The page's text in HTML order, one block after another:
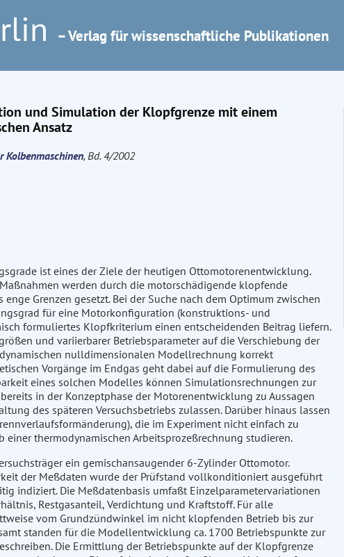
– Verlag für wissenschaftliche Publikationen
und Simulation der Klopfgrenze mit einem
Ansatz
Kolbenmaschinen, Bd. 4/2002
ist eines der Ziele der heutigen Ottomotorenentwicklung.
werden durch die motorschädigende klopfende
Grenzen gesetzt. Bei der Suche nach dem Optimum zwischen
für eine Motorkonfiguration (konstruktions- und
formuliertes Klopfkriterium einen entscheidenden Beitrag liefern.
und variierbarer Betriebsparameter auf die Verschiebung der
nulldimensionalen Modellrechnung korrekt
Vorgänge im Endgas geht dabei auf die Formulierung des
eines solchen Modelles können Simulationsrechnungen zur
in der Konzeptphase der Motorenentwicklung zu Aussagen
des späteren Versuchsbetriebs zulassen. Darüber hinaus lassen
die im Experiment nicht einfach zu
thermodynamischen Arbeitsprozeßrechnung studieren.
ein gemischansaugender 6-Zylinder Ottomotor.
der Meßdaten wurde der Prüfstand vollkonditioniert ausgeführt
indiziert. Die Meßdatenbasis umfaßt Einzelparametervariationen
Restgasanteil, Verdichtung und Kraftstoff. Für alle
vom Grundzündwinkel im nicht klopfenden Betrieb bis zur
standen für die Modellentwicklung ca. 1700 Betriebspunkte zur
Die Ermittlung der Betriebspunkte auf der Klopfgrenze